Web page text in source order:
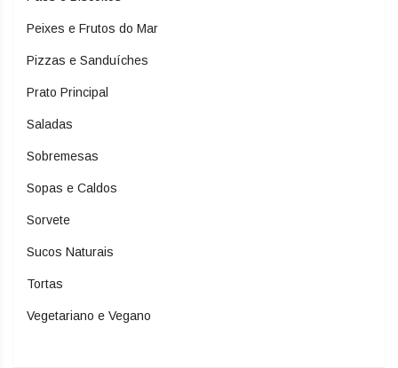
Peixes e Frutos do Mar
Pizzas e Sanduíches
Prato Principal
Saladas
Sobremesas
Sopas e Caldos
Sorvete
Sucos Naturais
Tortas
Vegetariano e Vegano